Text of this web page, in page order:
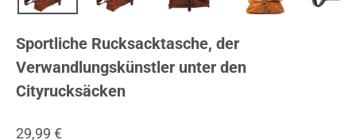
Sportliche Rucksacktasche, der
Verwandlungskünstler unter den
Cityrucksäcken
Normaler
29,99 €